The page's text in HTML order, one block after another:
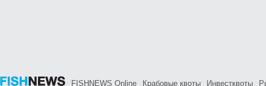
FISHNEWS Online Крабовые квоты Инвестквоты